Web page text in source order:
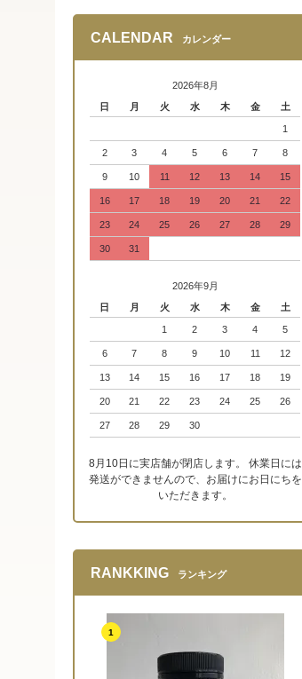
CALENDAR カレンダー
2026年8月
日
月 火 水 木 金 土
1
2 3 4 5 6 7 8
9 10 11 12 13 14 15
16 17 18 19 20 21 22
23 24 25 26 27 28 29
30 31
2026年9月
日
月 火 水 木 金 土
1 2 3 4 5
6 7 8 9 10 11 12
13 14 15 16 17 18 19
20 21 22 23 24 25 26
27 28 29 30
8月10日に実店舗が閉店します。 休業日には
発送ができませんので、お届けにお日にちを
いただきます。
RANKKING ランキング
1